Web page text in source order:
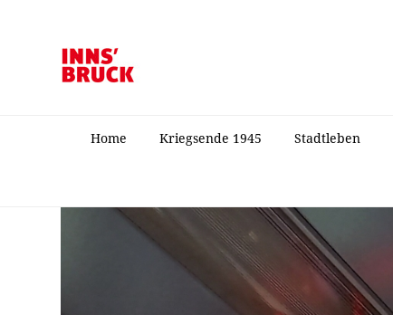
Home Kriegsende 1945 Stadtleben